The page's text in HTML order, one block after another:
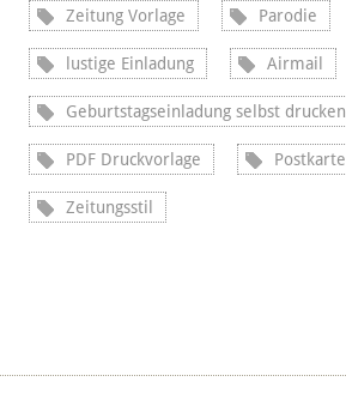
Zeitung Vorlage Parodie
lustige Einladung Airmail
Geburtstagseinladung selbst drucken
PDF Druckvorlage Postkarte
Zeitungsstil